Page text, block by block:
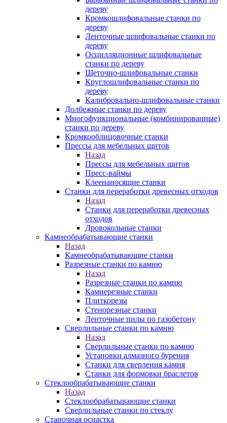
дереву
Кромкошлифовальные станки по
дереву
Ленточные шлифовальные станки по
дереву
Осцилляционные шлифовальные
станки по дереву
Щеточно-шлифовальные станки
Круглошлифовальные станки по
дереву
Калибровально-шлифовальные станки
Долбежные станки по дереву
Многофункциональные (комбинированные)
станки по дереву
Кромкооблицовочные станки
Прессы для мебельных щитов
Назад
Прессы для мебельных щитов
Пресс-ваймы
Клеенаносящие станки
Станки для переработки древесных отходов
Назад
Станки для переработки древесных
отходов
Дровокольные станки
Камнеобрабатывающие станки
Назад
Камнеобрабатывающие станки
Разрезные станки по камню
Назад
Разрезные станки по камню
Камнерезные станки
Плиткорезы
Стенорезные станки
Ленточные пилы по газобетону
Сверлильные станки по камню
Назад
Сверлильные станки по камню
Установки алмазного бурения
Станки для сверления камня
Станки для формовки браслетов
Стеклообрабатывающие станки
Назад
Стеклообрабатывающие станки
Сверлильные станки по стеклу
Станочная оснастка